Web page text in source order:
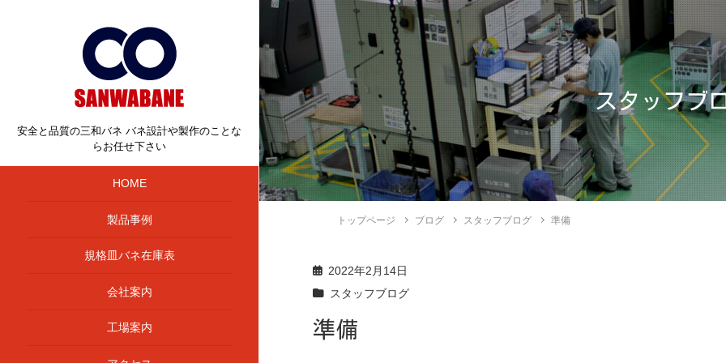
安全と品質の三和バネ バネ設計や製作のことな
らお任せ下さい
HOME
製品事例
規格皿バネ在庫表
会社案内
工場案内
スタッフブ
トップページ ブログ スタッフブログ 準備
2022年2月14日
スタッフブログ
準備